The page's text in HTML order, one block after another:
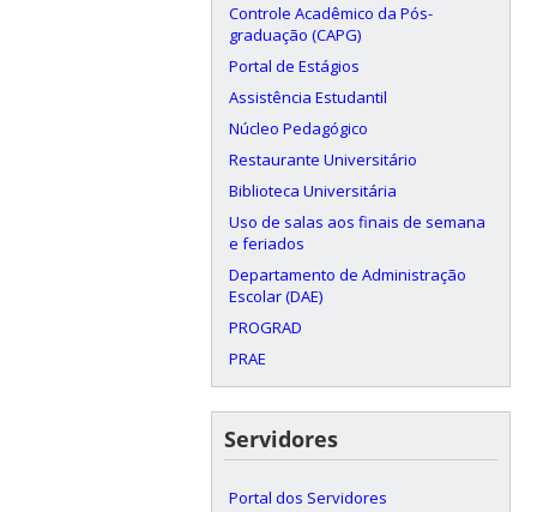
Controle Acadêmico da Pós-
graduação (CAPG)
Portal de Estágios
Assistência Estudantil
Núcleo Pedagógico
Restaurante Universitário
Biblioteca Universitária
Uso de salas aos finais de semana
e feriados
Departamento de Administração
Escolar (DAE)
PROGRAD
PRAE
Servidores
Portal dos Servidores